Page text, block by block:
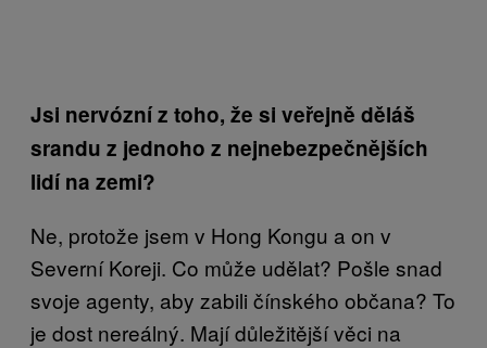
Jsi nervózní z toho, že si veřejně děláš
srandu z jednoho z nejnebezpečnějších
lidí na zemi?
Ne, protože jsem v Hong Kongu a on v
Severní Koreji. Co může udělat? Pošle snad
svoje agenty, aby zabili čínského občana? To
je dost nereálný. Mají důležitější věci na